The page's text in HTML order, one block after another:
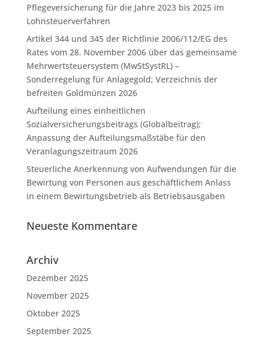
Pflegeversicherung für die Jahre 2023 bis 2025 im
Lohnsteuerverfahren
Artikel 344 und 345 der Richtlinie 2006/112/EG des
Rates vom 28. November 2006 über das gemeinsame
Mehrwertsteuersystem (MwStSystRL) –
Sonderregelung für Anlagegold; Verzeichnis der
befreiten Goldmünzen 2026
Aufteilung eines einheitlichen
Sozialversicherungsbeitrags (Globalbeitrag);
Anpassung der Aufteilungsmaßstäbe für den
Veranlagungszeitraum 2026
Steuerliche Anerkennung von Aufwendungen für die
Bewirtung von Personen aus geschäftlichem Anlass
in einem Bewirtungsbetrieb als Betriebsausgaben
Neueste Kommentare
Archiv
Dezember 2025
November 2025
Oktober 2025
September 2025